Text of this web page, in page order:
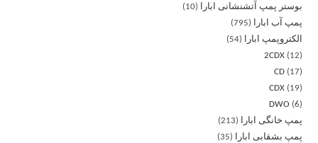
بوستر پمپ آتشنشانی ابارا
10
پمپ آب ابارا
795
الکتروپمپ ابارا
54
2CDX
12
CD
17
CDX
19
DWO
6
پمپ خانگی ابارا
213
پمپ بشقابی ابارا
35